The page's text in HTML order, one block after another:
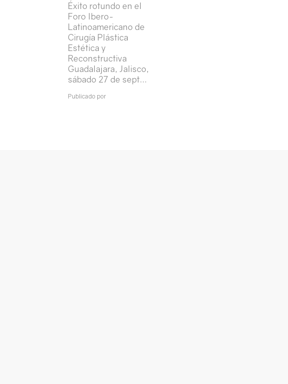
Éxito rotundo en el
Foro Ibero-
Latinoamericano de
Cirugía Plástica
Estética y
Reconstructiva
Guadalajara, Jalisco,
sábado 27 de sept…
Publicado por